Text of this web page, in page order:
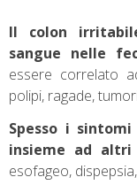
Il colon
sangue nelle
essere correlato
polipi, ragade,
Spesso i
insieme ad
esofageo,